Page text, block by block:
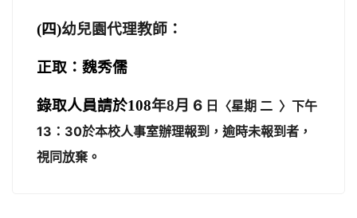
(四)幼兒園代理教師：
正取：魏秀儒
錄取人員請於108年8月 6 日〈星期 二 〉下午
13：30於本校人事室辦理報到，逾時未報到者，
視同放棄。